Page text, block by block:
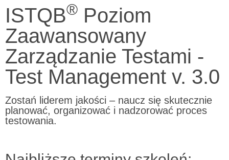
ISTQB® Poziom
Zaawansowany
Zarządzanie Testami -
Test Management v. 3.0
Zostań liderem jakości – naucz się skutecznie
planować, organizować i nadzorować proces
testowania.